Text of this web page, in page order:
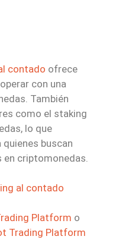
contado ofrece
con una
También
como el staking
lo que
buscan
en criptomonedas.
al contado
Platform o
Trading Platform